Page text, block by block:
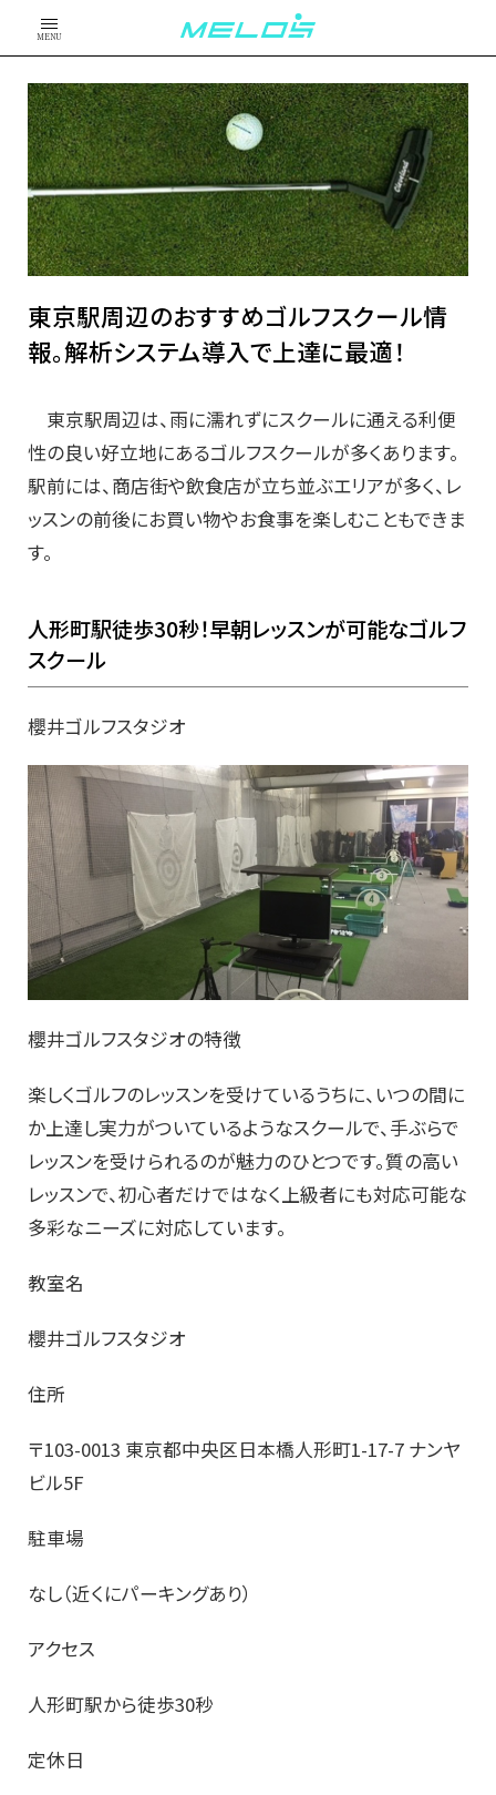
MENU
東京駅周辺のおすすめゴルフスクール情
報。解析システム導入で上達に最適！
東京駅周辺は、雨に濡れずにスクールに通える利便
性の良い好立地にあるゴルフスクールが多くあります。
駅前には、商店街や飲食店が立ち並ぶエリアが多く、レ
ッスンの前後にお買い物やお食事を楽しむこともできま
す。
人形町駅徒歩30秒！早朝レッスンが可能なゴルフ
スクール
櫻井ゴルフスタジオ
櫻井ゴルフスタジオの特徴
楽しくゴルフのレッスンを受けているうちに、いつの間に
か上達し実力がついているようなスクールで、手ぶらで
レッスンを受けられるのが魅力のひとつです。質の高い
レッスンで、初心者だけではなく上級者にも対応可能な
多彩なニーズに対応しています。
教室名
櫻井ゴルフスタジオ
住所
〒103-0013 東京都中央区日本橋人形町1-17-7 ナンヤ
ビル5F
駐車場
なし（近くにパーキングあり）
アクセス
人形町駅から徒歩30秒
定休日